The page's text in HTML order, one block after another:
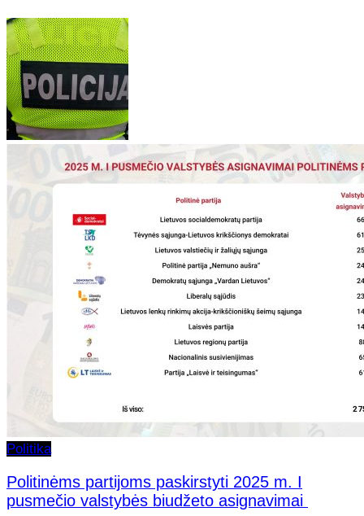
Politika
Politinėms partijoms paskirstyti 2025 m. I
pusmečio valstybės biudžeto asignavimai